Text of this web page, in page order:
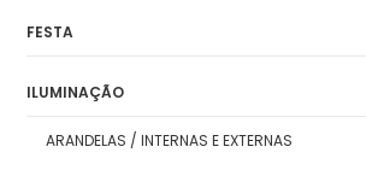
FESTA
ILUMINAÇÃO
ARANDELAS / INTERNAS E EXTERNAS